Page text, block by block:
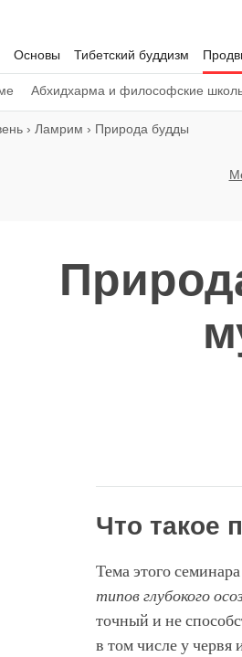
Основы Тибетский буддизм
Абхидхарма и философские
› Ламрим › Природа будды
Что такое
Тема этого
типов глубокого
точный и не
в том числе у червя